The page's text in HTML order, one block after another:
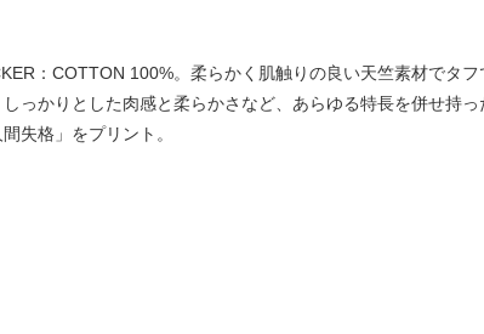
：COTTON 100%。柔らかく肌触りの良い天竺素材でタ
っかりとした肉感と柔らかさなど、あらゆる特長を併せ持
失格」をプリント。